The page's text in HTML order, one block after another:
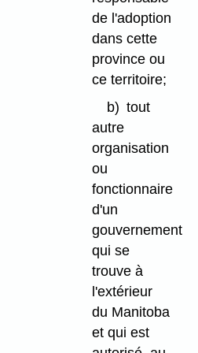
de l'adoption
dans cette
province ou
ce territoire;
b) tout
autre
organisation
ou
fonctionnaire
d'un
gouvernement
qui se
trouve à
l'extérieur
du Manitoba
et qui est